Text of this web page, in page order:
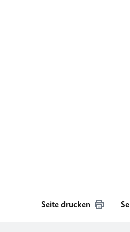
Seite drucken